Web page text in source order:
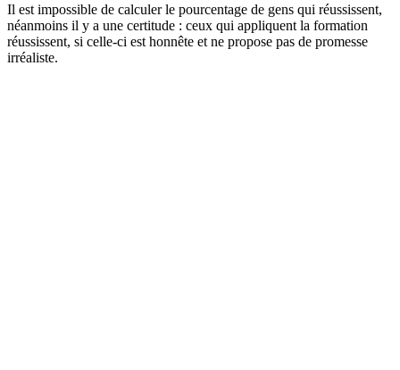
Il est impossible de calculer le pourcentage de gens qui réussissent,
néanmoins il y a une certitude : ceux qui appliquent la formation
réussissent, si celle-ci est honnête et ne propose pas de promesse
irréaliste.